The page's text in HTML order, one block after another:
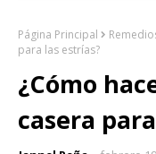
Página Principal
para las estrías?
¿Cómo
casera